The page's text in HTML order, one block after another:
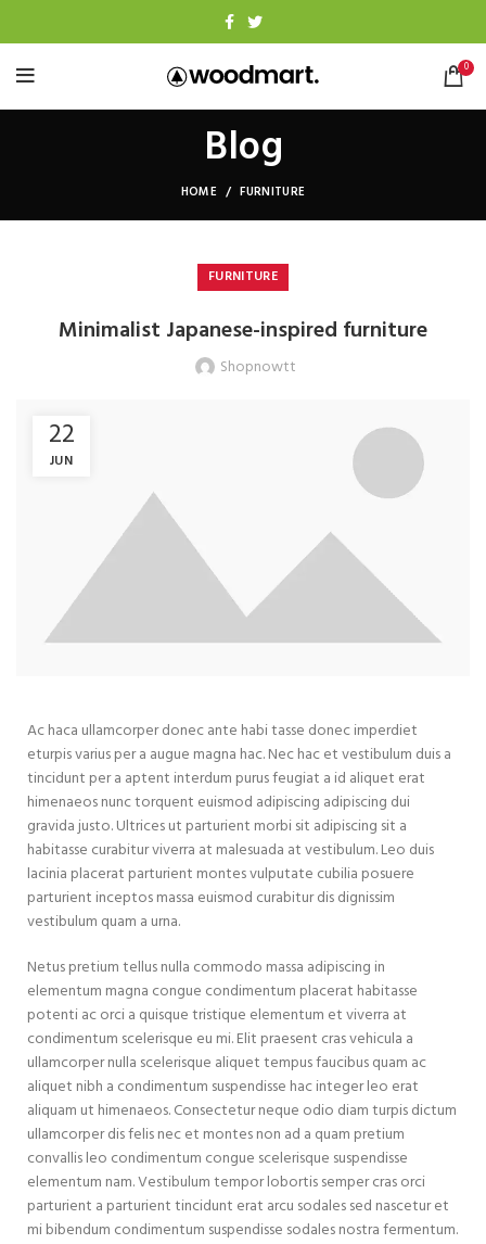
0
Blog
HOME FURNITURE
FURNITURE
Minimalist Japanese-inspired furniture
Shopnowtt
22
JUN
Ac haca ullamcorper donec ante habi tasse donec imperdiet
eturpis varius per a augue magna hac. Nec hac et vestibulum duis a
tincidunt per a aptent interdum purus feugiat a id aliquet erat
himenaeos nunc torquent euismod adipiscing adipiscing dui
gravida justo. Ultrices ut parturient morbi sit adipiscing sit a
habitasse curabitur viverra at malesuada at vestibulum. Leo duis
lacinia placerat parturient montes vulputate cubilia posuere
parturient inceptos massa euismod curabitur dis dignissim
vestibulum quam a urna.
Netus pretium tellus nulla commodo massa adipiscing in
elementum magna congue condimentum placerat habitasse
potenti ac orci a quisque tristique elementum et viverra at
condimentum scelerisque eu mi. Elit praesent cras vehicula a
ullamcorper nulla scelerisque aliquet tempus faucibus quam ac
aliquet nibh a condimentum suspendisse hac integer leo erat
aliquam ut himenaeos. Consectetur neque odio diam turpis dictum
ullamcorper dis felis nec et montes non ad a quam pretium
convallis leo condimentum congue scelerisque suspendisse
elementum nam. Vestibulum tempor lobortis semper cras orci
parturient a parturient tincidunt erat arcu sodales sed nascetur et
mi bibendum condimentum suspendisse sodales nostra fermentum.